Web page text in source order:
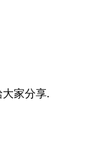
家分享.